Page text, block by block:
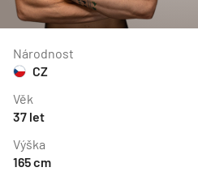
Národnost
CZ
Věk
37 let
Výška
165cm